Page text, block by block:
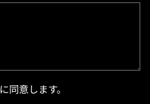
に同意します。